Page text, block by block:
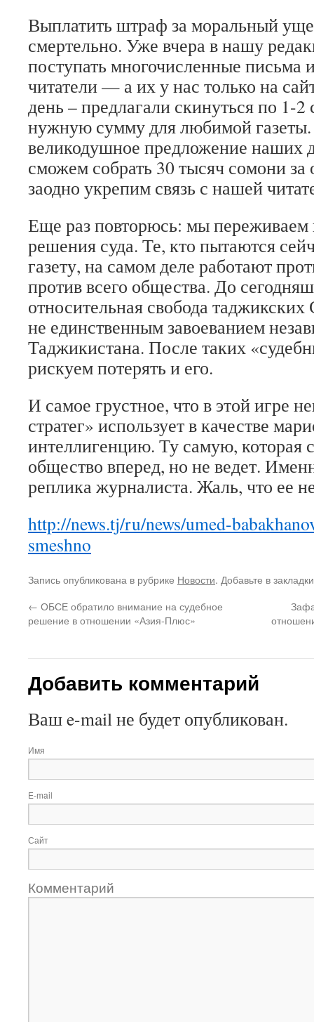
Выплатить штраф за моральный
смертельно. Уже вчера в нашу
поступать многочисленные письма
читатели — а их у нас только на
день – предлагали скинуться по 1-2
нужную сумму для любимой
великодушное предложение наших
сможем собрать 30 тысяч сомони за
заодно укрепим связь с нашей
Еще раз повторюсь: мы переживаем
решения суда. Те, кто пытаются
газету, на самом деле работают
против всего общества. До
относительная свобода
не единственным завоеванием
Таджикистана. После таких
рискуем потерять и его.
И самое грустное, что в этой игре
стратег» использует в качестве
интеллигенцию. Ту самую, которая
общество вперед, но не ведет.
реплика журналиста. Жаль, что ее
http://news.tj/ru/news/umed-
smeshno
Запись опубликована в рубрике Новости. Добавьте в
← ОБСЕ обратило внимание на судебное
решение в отношении «Азия-Плюс»
Добавить комментарий
Ваш e-mail не будет опубликован.
Имя
E-mail
Сайт
Комментарий